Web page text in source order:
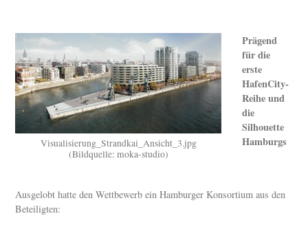
Visualisierung_Strandkai_Ansicht_3.jpg
(Bildquelle: moka-studio)
Prägend
für die
erste
HafenCity-
Reihe und
die
Silhouette
Hamburgs
Ausgelobt hatte den Wettbewerb ein Hamburger Konsortium aus den
Beteiligten: